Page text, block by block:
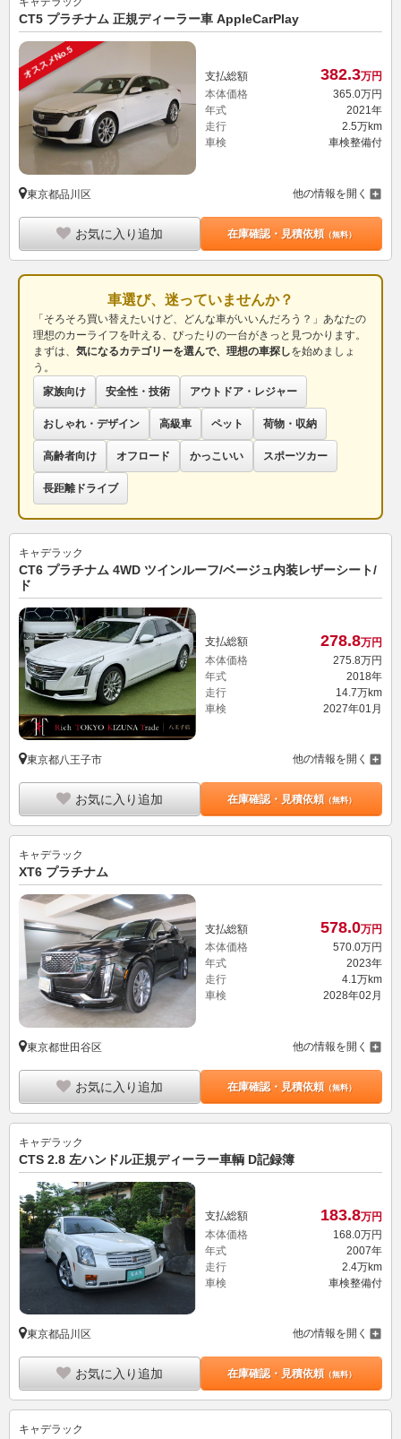
CT5 プラチナム 正規ディーラー車 AppleCarPlay
オススメNo.5 支払総額 382.3万円
本体価格
365.0万円
年式
2021年
走行
2.5万km
車検
車検整備付
東京都品川区 他の情報を開く
お気に入り追加 在庫確認・見積依頼（無料）
車選び、迷っていませんか？
「そろそろ買い替えたいけど、どんな車がいいんだろう？」あなたの
理想のカーライフを叶える、ぴったりの一台がきっと見つかります。
まずは、 気になるカテゴリーを選んで、理想の車探しを始めましょ
う。
家族向け
安全性・技術 アウトドア・レジャー
おしゃれ・デザイン 高級車 ペット 荷物・収納
高齢者向け オフロード かっこいい スポーツカー
長距離ドライブ
キャデラック
CT6 プラチナム 4WD ツインルーフ/ベージュ内装レザーシート/
ド
支払総額 278.8万円
本体価格
275. 8万円
年式
2018年
走行
14.7万km
車検
2027年01月
東京都八王子市 他の情報を開く
お気に入り追加 在庫確認・見積依頼（無料）
キャデラック
XT6 プラチナム
支払総額 578.0万円
本体価格
570.0万円
年式
2023年
走行
4.1万km
車検
2028年02月
東京都世田谷区 他の情報を開く
お気に入り追加 在庫確認・見積依頼（無料）
キャデラック
CTS 2.8 左ハンドル正規ディーラー車輌 D記録簿
支払総額 183.8万円
本体価格
168. 0万円
年式
2007年
走行
2.4万km
車検
車検整備付
東京都品川区 他の情報を開く
お気に入り追加 在庫確認・見積依頼（無料）
キャデラック